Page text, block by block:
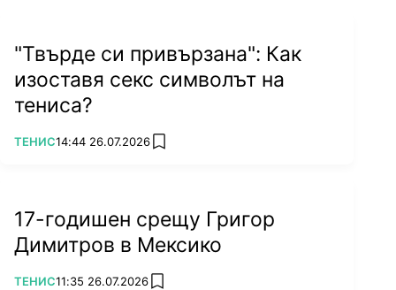
"Твърде си привързана": Как
изоставя секс символът на
тениса?
ПОВЕЧЕ ОТ
ТЕНИС14:44 26.07.2026 add favorites
17-годишен срещу Григор
Димитров в Мексико
ПОВЕЧЕ ОТ
ТЕНИС11:35 26.07.2026 add favorites